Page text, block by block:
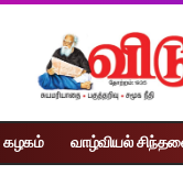
கழகம் வாழ்வியல்